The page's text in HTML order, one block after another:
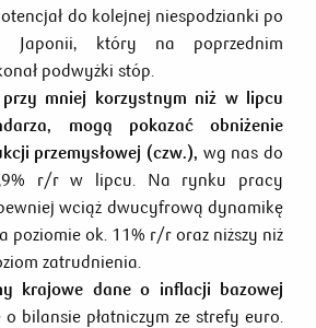
do kolejnej niespodzianki po
Japonii, który na poprzednim
podwyżki stóp.
przy mniej korzystnym niż w lipcu
mogą pokazać obniżenie
przemysłowej (czw.), wg nas do
r/r w lipcu. Na rynku pracy
wciąż dwucyfrową dynamikę
poziomie ok. 11% r/r oraz niższy niż
zatrudnienia.
krajowe dane o inflacji bazowej
bilansie płatniczym ze strefy euro.